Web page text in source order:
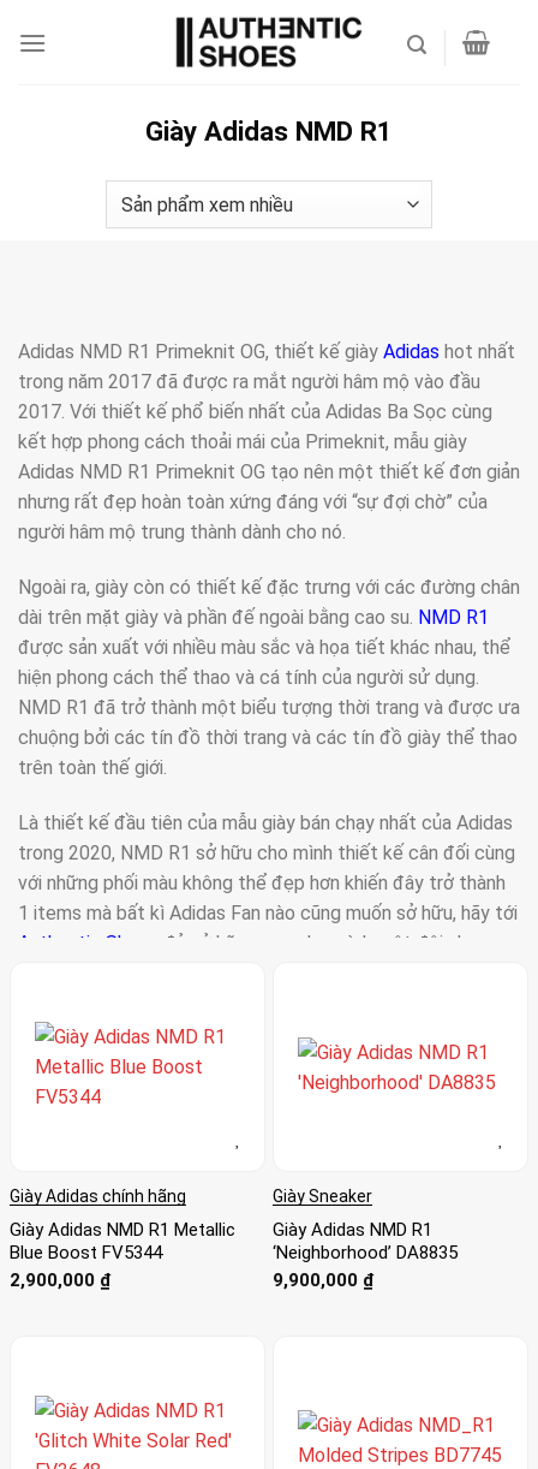
qua
Giày Adidas NMD R1
Adidas NMD R1 Primeknit OG, thiết kế giày Adidas hot nhất
trong năm 2017 đã được ra mắt người hâm mộ vào đầu
2017. Với thiết kế phổ biến nhất của Adidas Ba Sọc cùng
kết hợp phong cách thoải mái của Primeknit, mẫu giày
Adidas NMD R1 Primeknit OG tạo nên một thiết kế đơn giản
nhưng rất đẹp hoàn toàn xứng đáng với “sự đợi chờ” của
người hâm mộ trung thành dành cho nó.
Ngoài ra, giày còn có thiết kế đặc trưng với các đường chân
dài trên mặt giày và phần đế ngoài bằng cao su. NMD R1
được sản xuất với nhiều màu sắc và họa tiết khác nhau, thể
hiện phong cách thể thao và cá tính của người sử dụng.
NMD R1 đã trở thành một biểu tượng thời trang và được ưa
chuộng bởi các tín đồ thời trang và các tín đồ giày thể thao
trên toàn thế giới.
Là thiết kế đầu tiên của mẫu giày bán chạy nhất của Adidas
trong 2020, NMD R1 sở hữu cho mình thiết kế cân đối cùng
với những phối màu không thể đẹp hơn khiến đây trở thành
1 items mà bất kì Adidas Fan nào cũng muốn sở hữu, hãy tới
Authentic Shoes
đẻ sở hữu ngay cho mình một đôi nha.
Giày Adidas chính hãng
Giày Adidas NMD R1 Metallic
Blue Boost FV5344
2,900,000 ₫
Giày Sneaker
Giày Adidas NMD R1
‘Neighborhood’ DA8835
9,900,000 ₫